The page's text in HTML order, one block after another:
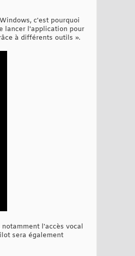
c'est pourquoi
lancer l'application pour
à différents outils ».
l'accès vocal
sera également